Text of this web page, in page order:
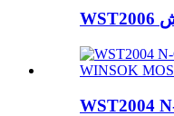
WST2004